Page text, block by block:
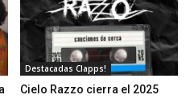
Destacadas Clapps!
Cielo Razzo cierra el 2025